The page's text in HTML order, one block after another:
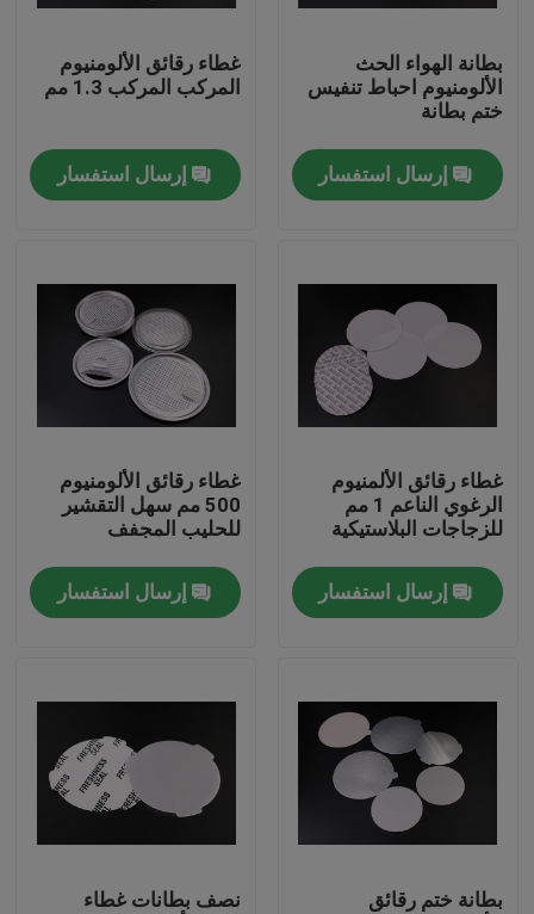
المنتجات
فيديوهات
جولة في المصنع
مراقبة الجودة
اطلب اقتباس
البلاستيك صنبور قبعات
غطاء زجاجة بلاستيكية
بطانة الهواء الحث
الألومنيوم احباط تنفيس
ختم بطانة
إرسال استفسار
غطاء رقائق الألومنيوم
المركب المركب 1.3 مم
إرسال استفسار
غطاء رقائق الألمنيوم
الرغوي الناعم 1 مم
للزجاجات البلاستيكية
إرسال استفسار
غطاء رقائق الألومنيوم
500 مم سهل التقشير
للحليب المجفف
إرسال استفسار
بطانة ختم رقائق
نصف بطانات غطاء